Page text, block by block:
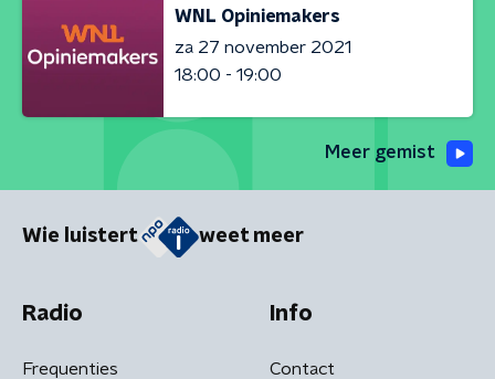
WNL Opiniemakers
za 27 november 2021
18:00 - 19:00
Meer gemist
Wie luistert weet meer
Radio
Frequenties
Info
Contact